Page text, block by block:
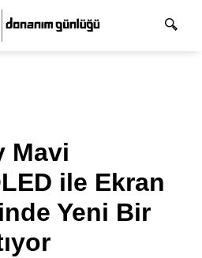
Mavi
ile Ekran
Yeni Bir